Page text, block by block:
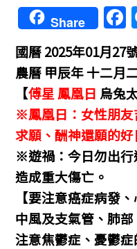
Share
國曆 2025年01月27
農曆 甲辰年 十二月
【傅星 鳳凰日 烏兔
※鳳凰日：女性朋友
求願、酬神還願的好
※遊禍：今日勿出行
造成重大傷亡。
【要注意癌症病發
中風及支氣管、肺
注意焦鬱症、憂鬱症